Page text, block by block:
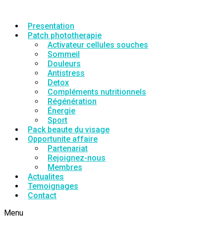
Presentation
Patch phototherapie
Activateur cellules souches
Sommeil
Douleurs
Antistress
Detox
Compléments nutritionnels
Régénération
Énergie
Sport
Pack beaute du visage
Opportunite affaire
Partenariat
Rejoignez-nous
Membres
Actualites
Temoignages
Contact
Menu